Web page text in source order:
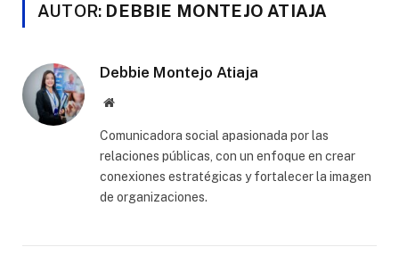
AUTOR: DEBBIE MONTEJO ATIAJA
Debbie Montejo Atiaja
Website
Comunicadora social apasionada por las
relaciones públicas, con un enfoque en crear
conexiones estratégicas y fortalecer la imagen
de organizaciones.